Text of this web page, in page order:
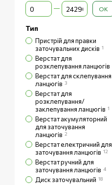
Від Ціна, грн
До Ціна, грн ОК
Тип
Пристрій для правки
заточувальних дисків 1
Верстат для
розклепування ланцюгів
Верстат для склепування
ланцюгів 3
Верстат для
розклепування/
заклепування ланцюгів 1
Верстат акумуляторний
для заточування
ланцюгів 2
Верстат електричний для
заточування ланцюгів 12
Верстат ручний для
заточування ланцюгів 4
Диск заточувальний 18